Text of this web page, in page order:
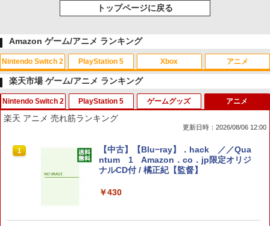
トップページに戻る
Amazon ゲーム/アニメ ランキング
Nintendo Switch 2
1
スプラトゥーン レイダース|オンライン
コード版
￥5,832
スプラトゥーン レイダース -Switch2
PlayStation 5
1
PlayStation 5 デジタル・エディション
日本語専用 Console Language: Japan
ese only (CFI-2200B01)
￥55,000
Beast of Reincarnation -PS5 【特典】
Xbox
1
Xbox プリペイドカード 10,000円 デジ
タルコード 【旧 Xbox ギフトカード】
￥10,000
Xbox プリペイドカード 1,000円 デジタ
アニメ
1
劇場版「鬼滅の刃」無限城編 第一章 猗
窩座再来 通常版 [Blu-ray]
￥3,964
劇場版「鬼滅の刃」無限城編 第一章 猗
楽天市場 ゲーム/アニメ ランキング
Nintendo Switch 2
1
スーパーマリオブラザーズ ワンダー Nin
tendo Switch 2 Edition ＋ みんなでリ
ンリンパーク NXS-P-AQMXB SW2 任天
PlayStation 5
1
鬼エイム 指サック ゲーム スマホ ゲーミ
ング FPS 音ゲー 荒野行動 PUBG Apex
CoD 高感度 銀繊維 手汗対策 鬼サック 6
ゲームグッズ
1
【中古】クラッシュバンディクーレーシ
ング
アニメ
楽天 アニメ 売れ筋ランキング
更新日時：2026/08/06 12:00
1
【中古】【Blu−ray】．hack ／／Qua
ntum 1 Amazon．co．jp限定オリジ
ナルCD付 / 橘正紀【監督】
￥430